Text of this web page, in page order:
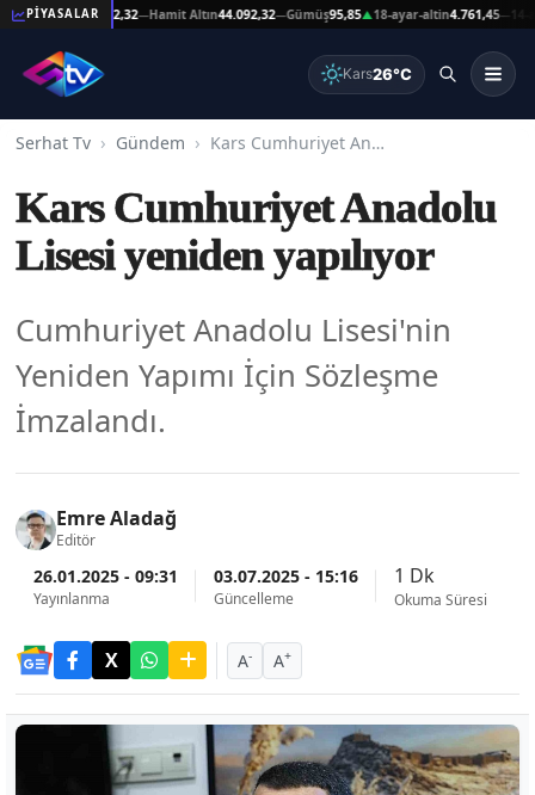
PİYASALAR
Altın44.092,32 —Hamit Altın44.092,32—Gümüş95,85▲18-ayar-altin4.761,45—14-
Kars26°C
Serhat Tv Gündem Kars Cumhuriyet Anadolu Lisesi yeniden yapılıyor
Kars Cumhuriyet Anadolu
Lisesi yeniden yapılıyor
Cumhuriyet Anadolu Lisesi'nin
Yeniden Yapımı İçin Sözleşme
İmzalandı.
Emre Aladağ
Editör
26.01.2025 - 09:31
Yayınlanma
03.07.2025 - 15:16
Güncelleme
1 Dk
Okuma Süresi
A- A+